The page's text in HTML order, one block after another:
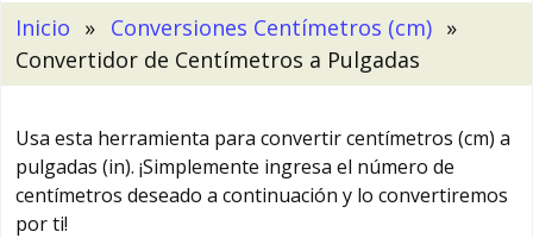
Inicio
Conversiones Centímetros (cm)
Convertidor de Centímetros a Pulgadas
Usa esta herramienta para convertir centímetros (cm) a
pulgadas (in). ¡Simplemente ingresa el número de
centímetros deseado a continuación y lo convertiremos
por ti!